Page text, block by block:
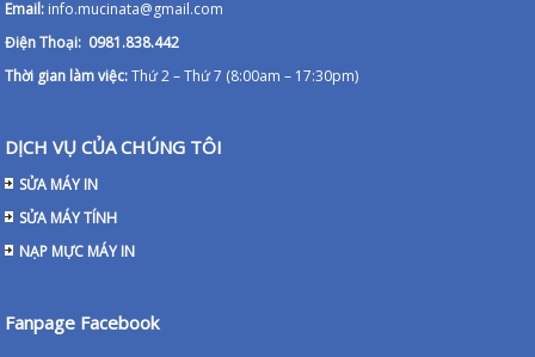
Email: info.mucinata@gmail.com
Điện Thoại: 0981.838.442
Thời gian làm việc:Thứ 2 – Thứ 7 (8:00am – 17:30pm)
DỊCH VỤ CỦA CHÚNG TÔI
SỬA MÁY IN
SỬA MÁY TÍNH
NẠP MỰC MÁY IN
Fanpage Facebook